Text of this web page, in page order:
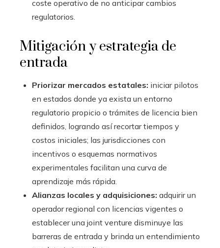
coste operativo de no anticipar cambios
regulatorios.
Mitigación y estrategia de
entrada
Priorizar mercados estatales: iniciar pilotos
en estados donde ya exista un entorno
regulatorio propicio o trámites de licencia bien
definidos, logrando así recortar tiempos y
costos iniciales; las jurisdicciones con
incentivos o esquemas normativos
experimentales facilitan una curva de
aprendizaje más rápida.
Alianzas locales y adquisiciones: adquirir un
operador regional con licencias vigentes o
establecer una joint venture disminuye las
barreras de entrada y brinda un entendimiento